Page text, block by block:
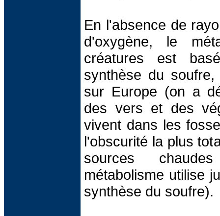
En l'absence de
d'oxygène, le
créatures est
synthèse du
sur Europe (on a
des vers et des
vivent dans les
l'obscurité la plus
sources
métabolisme utilise
synthèse du soufre).